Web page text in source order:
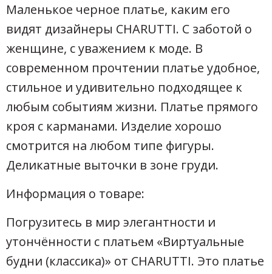
Маленькое черное платье, каким его
видят дизайнеры CHARUTTI. С заботой о
женщине, с уважением к моде. В
современном прочтении платье удобное,
стильное и удивительно подходящее к
любым событиям жизни. Платье прямого
кроя с карманами. Изделие хорошо
смотрится на любом типе фигуры.
Деликатные выточки в зоне груди.
Информация о товаре:
Погрузитесь в мир элегантности и
утончённости с платьем «Виртуальные
будни (классика)» от CHARUTTI. Это платье